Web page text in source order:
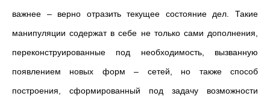
важнее – верно отразить текущее состояние дел. Такие
манипуляции содержат в себе не только сами дополнения,
переконструированные под необходимость, вызванную
появлением новых форм – сетей, но также способ
построения, сформированный под задачу возможности